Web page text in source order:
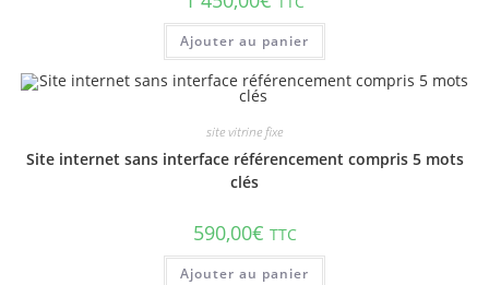
Ajouter au panier
site vitrine fixe
Site internet sans interface référencement compris 5 mots
clés
590,00€ TTC
Ajouter au panier